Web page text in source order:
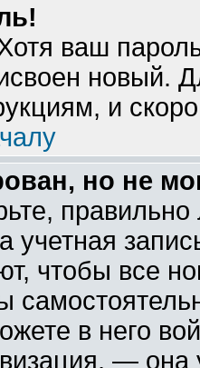
ваш
новый.
и
но не
учетная
чтобы все
в него
—